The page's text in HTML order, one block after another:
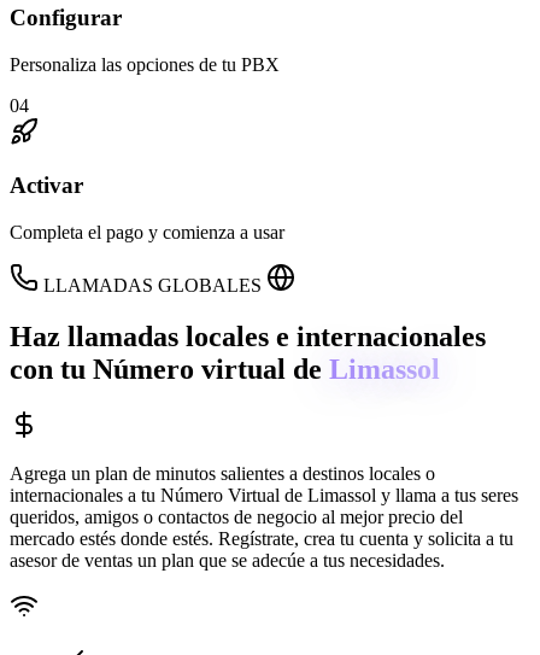
Configurar
Personaliza las opciones de tu PBX
04
Activar
Completa el pago y comienza a usar
LLAMADAS GLOBALES
Haz llamadas locales e internacionales
con tu Número virtual de Limassol
Agrega un plan de minutos salientes a destinos locales o
internacionales a tu Número Virtual de Limassol y llama a tus seres
queridos, amigos o contactos de negocio al mejor precio del
mercado estés donde estés. Regístrate, crea tu cuenta y solicita a tu
asesor de ventas un plan que se adecúe a tus necesidades.